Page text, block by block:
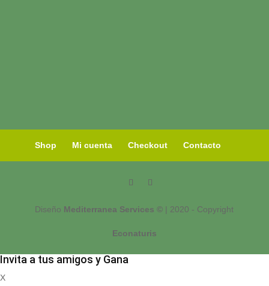
Shop Mi cuenta Checkout Contacto
Diseño Mediterranea Services © | 2020 - Copyright
Econaturis
Invita a tus amigos y Gana
X